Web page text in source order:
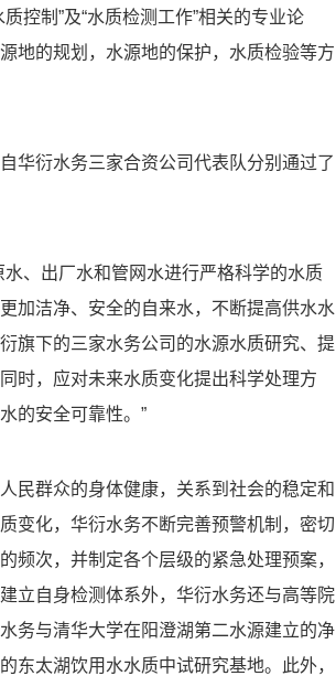
控制”及“水质检测工作”相关的专业论
地的规划，水源地的保护，水质检验等方
华衍水务三家合资公司代表队分别通过了
、出厂水和管网水进行严格科学的水质
加洁净、安全的自来水，不断提高供水水
旗下的三家水务公司的水源水质研究、提
时，应对未来水质变化提出科学处理方
的安全可靠性。”
民群众的身体健康，关系到社会的稳定和
变化，华衍水务不断完善预警机制，密切
频次，并制定各个层级的紧急处理预案，
立自身检测体系外，华衍水务还与高等院
务与清华大学在阳澄湖第二水源建立的净
东太湖饮用水水质中试研究基地。此外，